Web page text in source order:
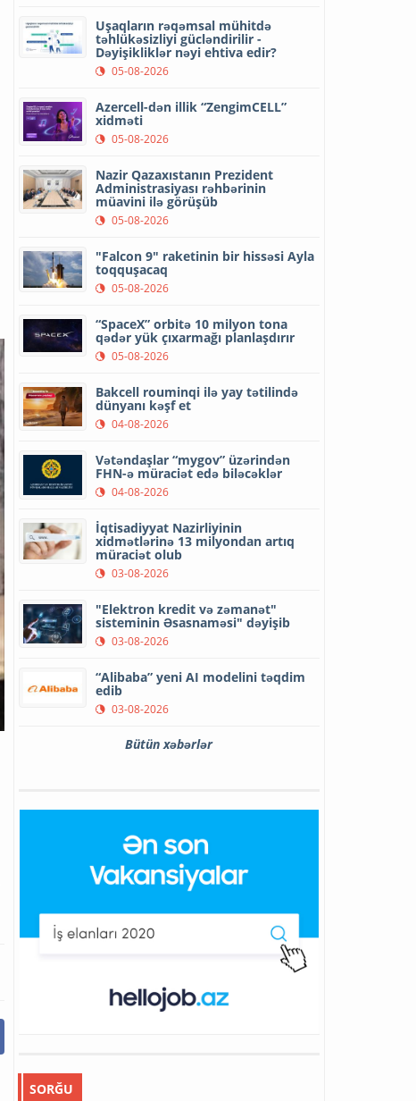
Uşaqların rəqəmsal mühitdə
təhlükəsizliyi gücləndirilir -
Dəyişikliklər nəyi ehtiva edir?
05-08-2026
Azercell-dən illik “ZengimCELL”
xidməti
05-08-2026
Nazir Qazaxıstanın Prezident
Administrasiyası rəhbərinin
müavini ilə görüşüb
05-08-2026
"Falcon 9" raketinin bir hissəsi Ayla
toqquşacaq
05-08-2026
“SpaceX” orbitə 10 milyon tona
qədər yük çıxarmağı planlaşdırır
05-08-2026
Bakcell rouminqi ilə yay tətilində
dünyanı kəşf et
04-08-2026
Vətəndaşlar “mygov” üzərindən
FHN-ə müraciət edə biləcəklər
04-08-2026
İqtisadiyyat Nazirliyinin
xidmətlərinə 13 milyondan artıq
müraciət olub
03-08-2026
"Elektron kredit və zəmanət"
sisteminin Əsasnaməsi" dəyişib
03-08-2026
“Alibaba” yeni AI modelini təqdim
edib
03-08-2026
Bütün xəbərlər
SORĞU